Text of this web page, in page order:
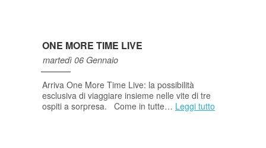
ONE MORE TIME LIVE
martedì 06 Gennaio
Arriva One More Time Live: la possibilità
esclusiva di viaggiare insieme nelle vite di tre
ospiti a sorpresa. Come in tutte… Leggi tutto